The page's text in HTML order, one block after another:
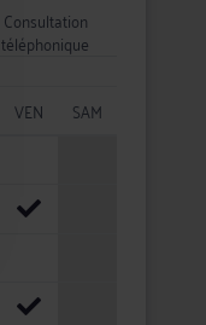
Consultation
téléphonique
VEN
SAM